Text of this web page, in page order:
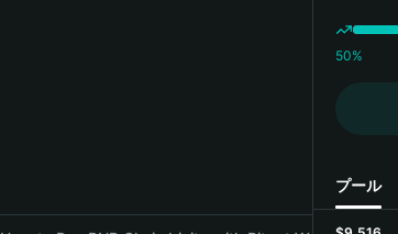
50%
プール